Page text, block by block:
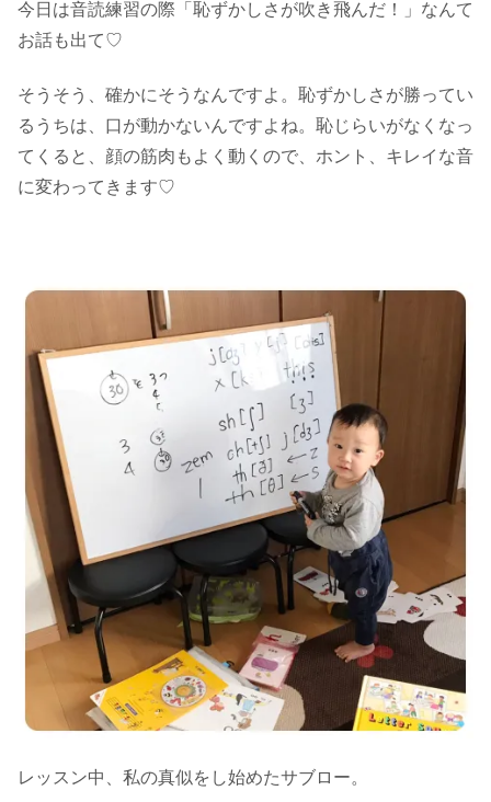
今日は音読練習の際「恥ずかしさが吹き飛んだ！」なんて
お話も出て♡
そうそう、確かにそうなんですよ。恥ずかしさが勝ってい
るうちは、口が動かないんですよね。恥じらいがなくなっ
てくると、顔の筋肉もよく動くので、ホント、キレイな音
に変わってきます♡
レッスン中、私の真似をし始めたサブロー。